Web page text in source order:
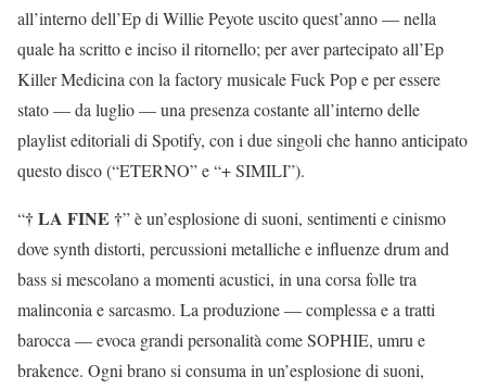
all’interno dell’Ep di Willie Peyote uscito quest’anno — nella
quale ha scritto e inciso il ritornello; per aver partecipato all’Ep
Killer Medicina con la factory musicale Fuck Pop e per essere
stato — da luglio — una presenza costante all’interno delle
playlist editoriali di Spotify, con i due singoli che hanno anticipato
questo disco (“ETERNO” e “+ SIMILI”).
“† LA FINE †” è un’esplosione di suoni, sentimenti e cinismo
dove synth distorti, percussioni metalliche e influenze drum and
bass si mescolano a momenti acustici, in una corsa folle tra
malinconia e sarcasmo. La produzione — complessa e a tratti
barocca — evoca grandi personalità come SOPHIE, umru e
brakence. Ogni brano si consuma in un’esplosione di suoni,